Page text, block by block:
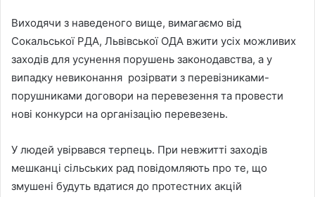
Виходячи з наведеного вище, вимагаємо від
Сокальської РДА, Львівської ОДА вжити усіх можливих
заходів для усунення порушень законодавства, а у
випадку невиконання розірвати з перевізниками-
порушниками договори на перевезення та провести
нові конкурси на організацію перевезень.
У людей увірвався терпець. При невжитті заходів
мешканці сільських рад повідомляють про те, що
змушені будуть вдатися до протестних акцій